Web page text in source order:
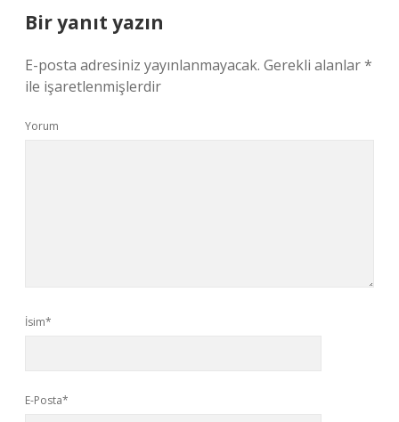
Bir yanıt yazın
E-posta adresiniz yayınlanmayacak. Gerekli alanlar*
ile işaretlenmişlerdir
Yorum
İsim*
E-Posta*